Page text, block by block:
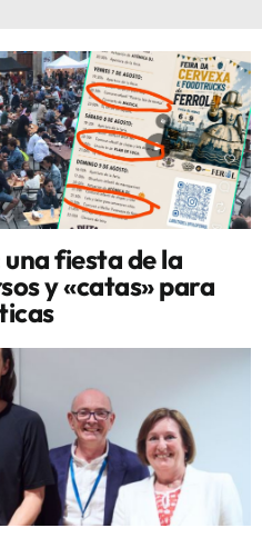
fiesta de la
y «catas» para